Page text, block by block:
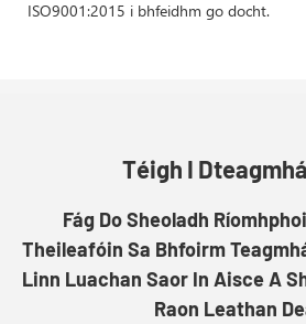
ISO9001:2015 i bhfeidhm go docht.
Téigh I
Fág Do Sheoladh
Theileafóin Sa Bhfoirm
Linn Luachan Saor In Aisce A
Raon Leathan